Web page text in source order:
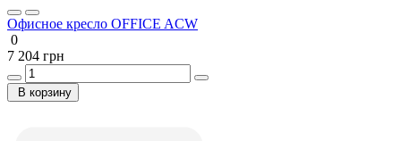
Офисное кресло OFFICE ACW
0
7 204 грн
В корзину